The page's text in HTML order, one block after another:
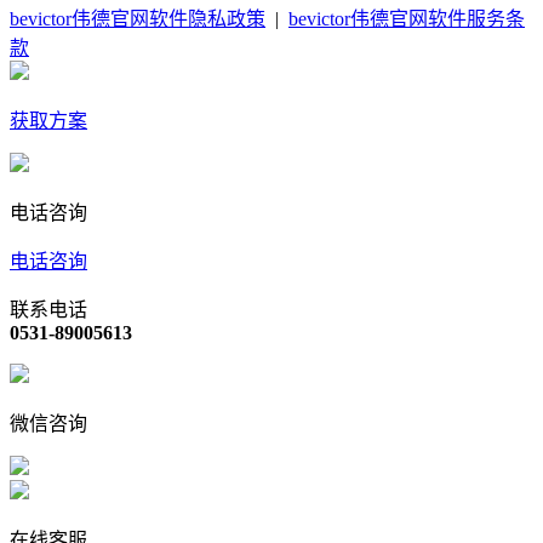
bevictor伟德官网软件隐私政策
bevictor伟德官网软件服务条
款
获取方案
电话咨询
电话咨询
联系电话
0531-89005613
微信咨询